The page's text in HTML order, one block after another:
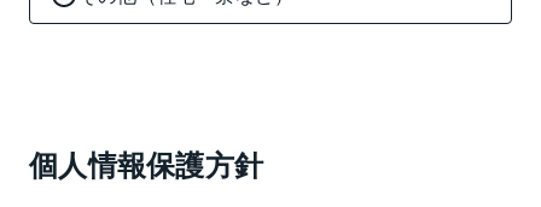
個人情報保護方針